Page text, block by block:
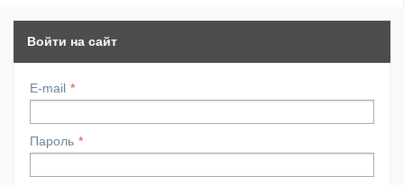
Войти на сайт
E-mail
Пароль